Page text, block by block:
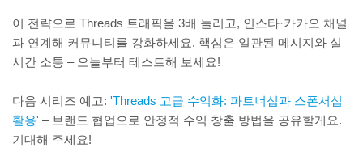
이 전략으로 Threads 트래픽을 3배 늘리고, 인스타·카카오 채널
과 연계해 커뮤니티를 강화하세요. 핵심은 일관된 메시지와 실
시간 소통 – 오늘부터 테스트해 보세요!
다음 시리즈 예고: 'Threads 고급 수익화: 파트너십과 스폰서십
활용' – 브랜드 협업으로 안정적 수익 창출 방법을 공유할게요.
기대해 주세요!